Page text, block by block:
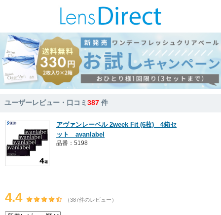
ユーザーレビュー・口コミ387 件
アヴァンレーベル 2week Fit (6枚) 4箱セ
ット avanlabel
品番：5198
4.4 （387件のレビュー）